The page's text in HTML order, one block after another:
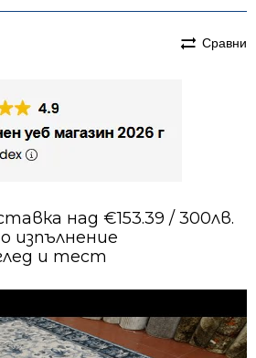
Сравни
над €153.39 / 300лв.
изпълнение
и тест